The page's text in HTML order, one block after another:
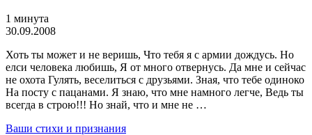
1 минута
30.09.2008
Хоть ты может и не веришь, Что тебя я с армии дождусь. Но
елси человека любишь, Я от много отвернусь. Да мне и сейчас
не охота Гулять, веселиться с друзьями. Зная, что тебе одиноко
На посту с пацанами. Я знаю, что мне намного легче, Ведь ты
всегда в строю!!! Но знай, что и мне не …
Ваши стихи и признания